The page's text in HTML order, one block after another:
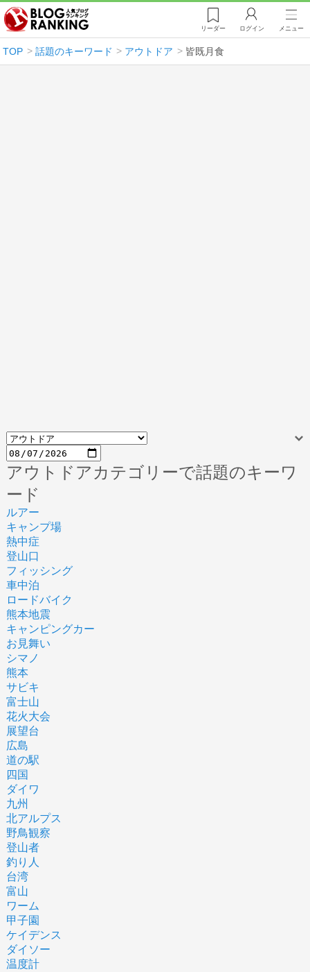
リーダー ログイン メニュー
TOP 話題のキーワード アウトドア 皆既月食
アウトドアカテゴリーで話題のキーワ
ード
ルアー
キャンプ場
熱中症
登山口
フィッシング
車中泊
ロードバイク
熊本地震
キャンピングカー
お見舞い
シマノ
熊本
サビキ
富士山
花火大会
展望台
広島
道の駅
四国
ダイワ
九州
北アルプス
野鳥観察
登山者
釣り人
台湾
富山
ワーム
甲子園
ケイデンス
ダイソー
温度計